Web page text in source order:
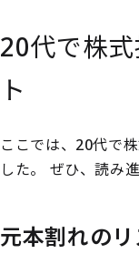
20代で株
ト
ここでは、20代で
した。
ぜひ、読み
元本割れの